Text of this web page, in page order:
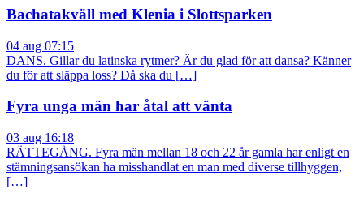
Bachatakväll med Klenia i Slottsparken
04 aug 07:15
DANS. Gillar du latinska rytmer? Är du glad för att dansa? Känner
du för att släppa loss? Då ska du […]
Fyra unga män har åtal att vänta
03 aug 16:18
RÄTTEGÅNG. Fyra män mellan 18 och 22 år gamla har enligt en
stämningsansökan ha misshandlat en man med diverse tillhyggen,
[…]